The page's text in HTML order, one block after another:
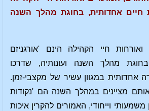
חיים אחדותית, בחוגת מהלך השנה
חיי הקהילה הינם 'אורגניזם
מהלך השנה ועונותיה, שדרכו
אחדותית במגוון עשיר של מקצבי-זמן.
מציינים במהלך השנה הם 'נקודות
משמעותי וייחודי, האמורים להקרין איכות